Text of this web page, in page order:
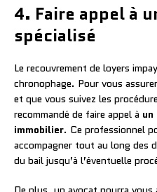
4. Faire appel à
spécialisé
Le recouvrement de loyers
chronophage. Pour vous
et que vous suivez les
recommandé de faire appel à
immobilier. Ce professionnel
accompagner tout au long des
du bail jusqu’à l’éventuelle